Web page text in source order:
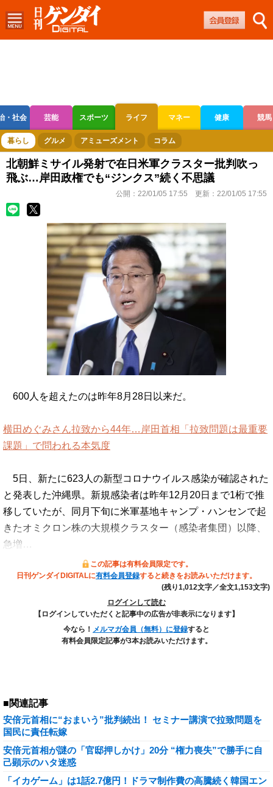
・社会 芸能 スポーツ ライフ マネー 健康 競馬
ボートレース 競輪 オートレース
暮らし グルメ アミューズメント コラム
北朝鮮ミサイル発射で在日米軍クラスター批判吹っ
飛ぶ…岸田政権でも“ジンクス”続く不思議
公開： 22/01/05 17:55 更新： 22/01/05 17:55
600人を超えたのは昨年8月28日以来だ。
横田めぐみさん拉致から44年…岸田首相「拉致問題は最重要
課題」で問われる本気度
5日、新たに623人の新型コロナウイルス感染が確認された
と発表した沖縄県。新規感染者は昨年12月20日まで1桁で推
移していたが、同月下旬に米軍基地キャンプ・ハンセンで起
きたオミクロン株の大規模クラスター（感染者集団）以降、
急増…
この記事は有料会員限定です。
日刊ゲンダイDIGITALに有料会員登録すると続きをお読みいただけます。
(残り1,012文字／全文1,153文字)
ログインして読む
【ログインしていただくと記事中の広告が非表示になります】
今なら！ メルマガ会員（無料）に登録すると
有料会員限定記事が3本お読みいただけます。
■関連記事
安倍元首相に“おまいう”批判続出！ セミナー講演で拉致問題を
国民に責任転嫁
安倍元首相が謎の「官邸押しかけ」20分 “権力喪失”で勝手に自
己顕示のハタ迷惑
「イカゲーム」は1話2.7億円！ドラマ制作費の高騰続く韓国エン